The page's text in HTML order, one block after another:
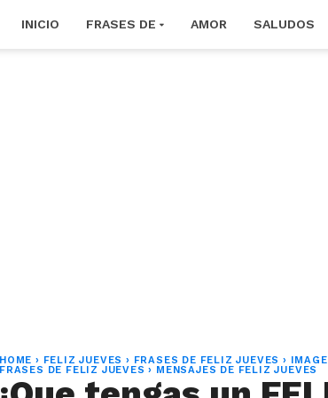
INICIO FRASES DE AMOR SALUDOS
HOME › FELIZ JUEVES › FRASES DE FELIZ JUEVES ›
FRASES DE FELIZ JUEVES › MENSAJES DE FELIZ JUEVES